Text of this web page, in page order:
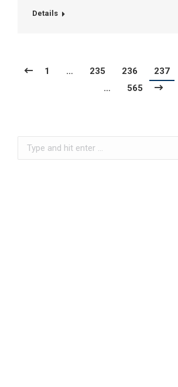
Details
1 … 235 236 237
…
565
Search: